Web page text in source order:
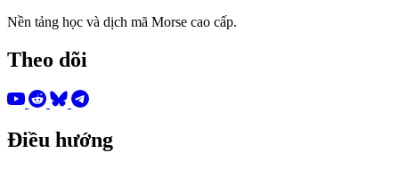
Nền tảng học và dịch mã Morse cao cấp.
Theo dõi
Điều hướng